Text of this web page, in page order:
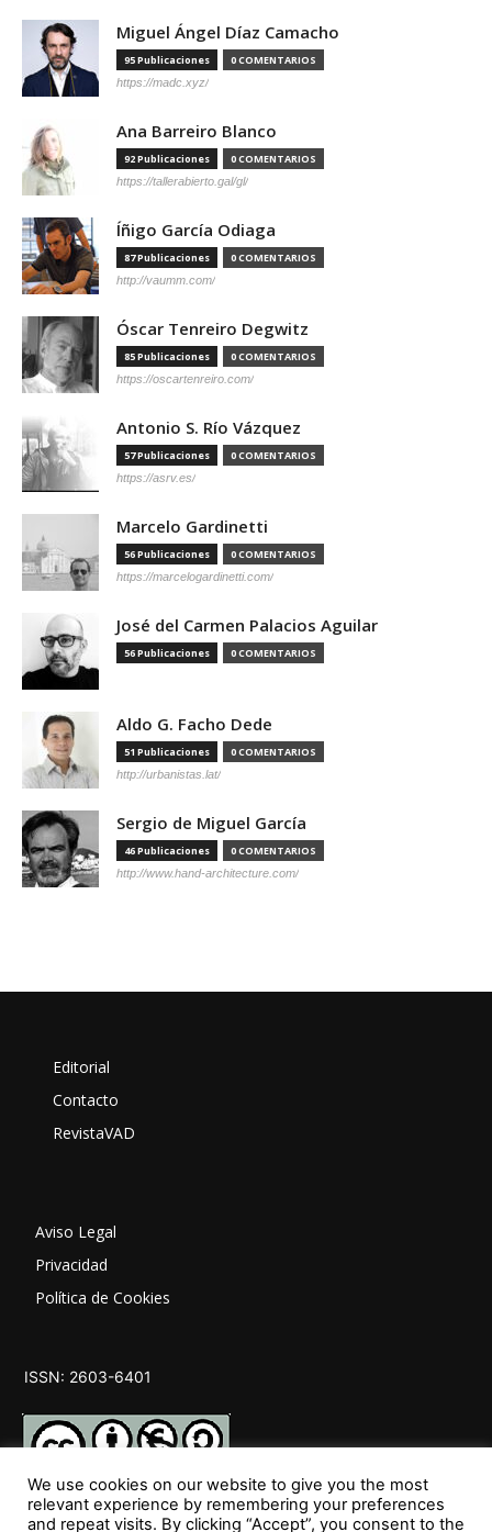
Miguel Ángel Díaz Camacho
95 Publicaciones 0 COMENTARIOS
https://madc.xyz/
Ana Barreiro Blanco
92 Publicaciones 0 COMENTARIOS
https://tallerabierto.gal/gl/
Íñigo García Odiaga
87 Publicaciones 0 COMENTARIOS
http://vaumm.com/
Óscar Tenreiro Degwitz
85 Publicaciones 0 COMENTARIOS
https://oscartenreiro.com/
Antonio S. Río Vázquez
57 Publicaciones 0 COMENTARIOS
https://asrv.es/
Marcelo Gardinetti
56 Publicaciones 0 COMENTARIOS
https://marcelogardinetti.com/
José del Carmen Palacios Aguilar
56 Publicaciones 0 COMENTARIOS
Aldo G. Facho Dede
51 Publicaciones 0 COMENTARIOS
http://urbanistas.lat/
Sergio de Miguel García
46 Publicaciones 0 COMENTARIOS
http://www.hand-architecture.com/
Editorial
Contacto
RevistaVAD
Aviso Legal
Privacidad
Política de Cookies
ISSN: 2603-6401
We use cookies on our website to give you the most
relevant experience by remembering your preferences
and repeat visits. By clicking “Accept”, you consent to the